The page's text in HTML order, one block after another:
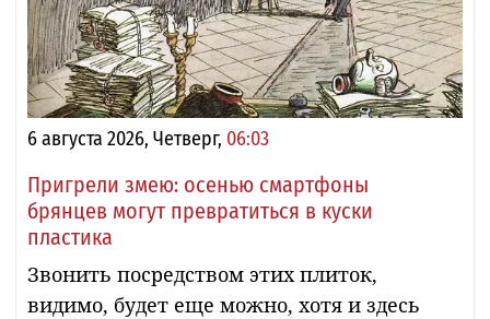
6 августа 2026, Четверг, 06:03
Пригрели змею: осенью смартфоны
брянцев могут превратиться в куски
пластика
Звонить посредством этих плиток,
видимо, будет еще можно, хотя и здесь